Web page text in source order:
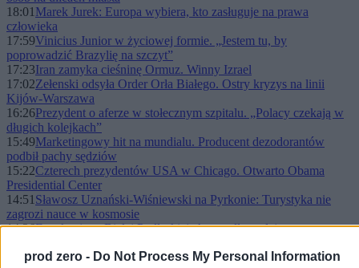
prod zero - Do Not Process My Personal Information
18:01 Marek Jurek: Europa wybiera, kto zasługuje na prawa
człowieka
17:59Vinicius Junior w życiowej formie. „Jestem tu, by
poprowadzić Brazylię na szczyt”
17:23Iran zamyka cieśninę Ormuz. Winny Izrael
17:02Zełenski odsyła Order Orła Białego. Ostry kryzys na linii
Kijów-Warszawa
16:26Prezydent o aferze w stołecznym szpitalu. „Polacy czekają w
długich kolejkach”
15:49Marketingowy hit na mundialu. Producent dezodorantów
podbił pachy sędziów
15:22Czterech prezydentów USA w Chicago. Otwarto Obama
Presidential Center
14:51 Sławosz Uznański-Wiśniewski na Pyrkonie: Turystyka nie
zagrozi nauce w kosmosie
14:26Egzekucja w Białej Podlaskiej. Areszt dla podejrzanego
14:12300 funkcjonariuszy, psy tropiące i śmigłowiec. Obława za